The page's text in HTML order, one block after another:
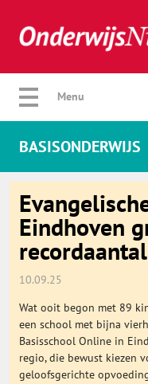
Verberg menu
Home
Favorieten
Algemeen
Onderwijs Totaal
Menu
BASISONDERWIJS
Eindhoven
10.09.25
Wat ooit begon met 89
een school met bijna
Basisschool Online in
regio, die bewust kiezen
geloofsgerichte